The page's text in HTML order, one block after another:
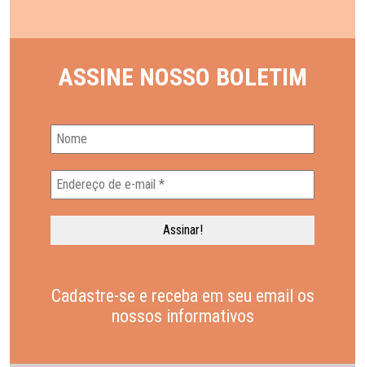
ASSINE NOSSO BOLETIM
Cadastre-se e receba em seu email os
nossos informativos